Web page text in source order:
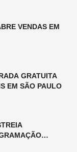
VENDAS EM
GRATUITA
EM SÃO PAULO